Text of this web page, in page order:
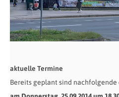
aktuelle Termine
Bereits geplant sind nachfolgende